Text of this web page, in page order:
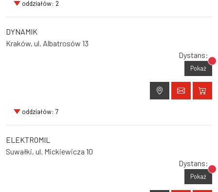
oddziałów: 2
DYNAMIK
Kraków, ul. Albatrosów 13
Dystans:
Pokaż
oddziałów: 7
ELEKTROMIL
Suwałki, ul. Mickiewicza 10
Dystans:
Pokaż